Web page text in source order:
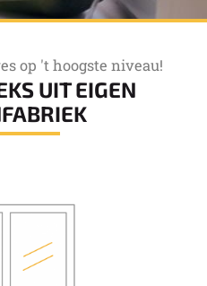
op 't hoogste niveau!
UIT EIGEN